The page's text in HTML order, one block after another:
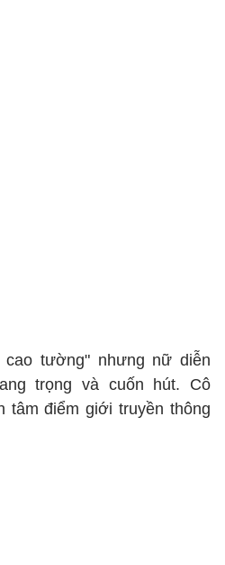
cao tường" nhưng nữ diễn
trọng và cuốn hút. Cô
tâm điểm giới truyền thông